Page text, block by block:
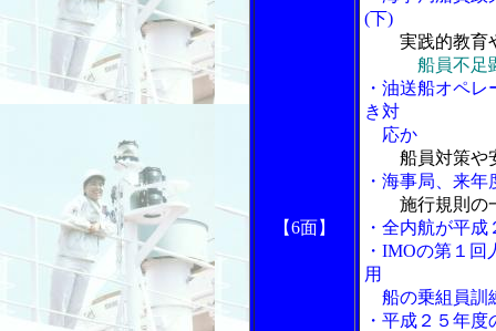
【6面】
(下)
実践的教育
船員不足
・油送船オペ
き対
応か
船員対策や
・海事局、来
施行規則の
・全内航が平
・IMOの第１
用
船の乗組員訓
・平成２５年